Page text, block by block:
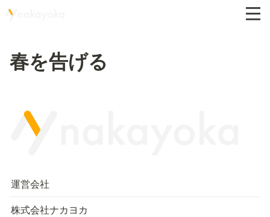
春を告げる
運営会社
株式会社ナカヨカ